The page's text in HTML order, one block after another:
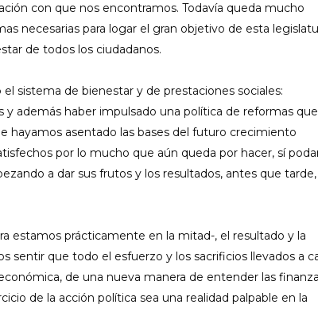
con que nos encontramos. Todavía queda mucho
necesarias para logar el gran objetivo de esta
de todos los ciudadanos.
sistema de bienestar y de prestaciones sociales:
y además haber impulsado una política de reformas
hayamos asentado las bases del futuro crecimiento
por lo mucho que aún queda por hacer, sí
a dar sus frutos y los resultados, antes que tarde,
estamos prácticamente en la mitad-, el resultado y la
que todo el esfuerzo y los sacrificios llevados a
de una nueva manera de entender las
de la acción política sea una realidad palpable en la